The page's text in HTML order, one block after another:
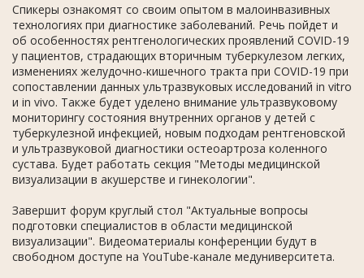
Спикеры ознакомят со своим опытом в малоинвазивных
технологиях при диагностике заболеваний. Речь пойдет и
об особенностях рентгенологических проявлений COVID-19
у пациентов, страдающих вторичным туберкулезом легких,
изменениях желудочно-кишечного тракта при COVID-19 при
сопоставлении данных ультразвуковых исследований in vitro
и in vivo. Также будет уделено внимание ультразвуковому
мониторингу состояния внутренних органов у детей с
туберкулезной инфекцией, новым подходам рентгеновской
и ультразвуковой диагностики остеоартроза коленного
сустава. Будет работать секция "Методы медицинской
визуализации в акушерстве и гинекологии".
Завершит форум круглый стол "Актуальные вопросы
подготовки специалистов в области медицинской
визуализации". Видеоматериалы конференции будут в
свободном доступе на YouTube-канале медуниверситета.